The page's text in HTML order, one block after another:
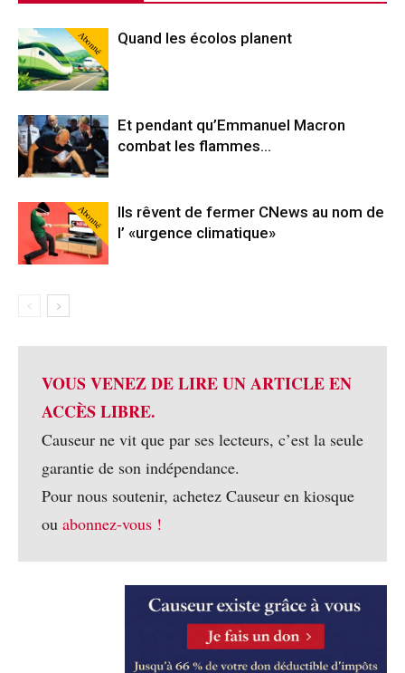
Abonné Quand les écolos planent
Et pendant qu’Emmanuel Macron
combat les flammes…
Abonné
Ils rêvent de fermer CNews au nom de
l’ «urgence climatique»
VOUS VENEZ DE LIRE UN ARTICLE EN
ACCÈS LIBRE.
Causeur ne vit que par ses lecteurs, c’est la seule
garantie de son indépendance.
Pour nous soutenir, achetez Causeur en kiosque
ou abonnez-vous !